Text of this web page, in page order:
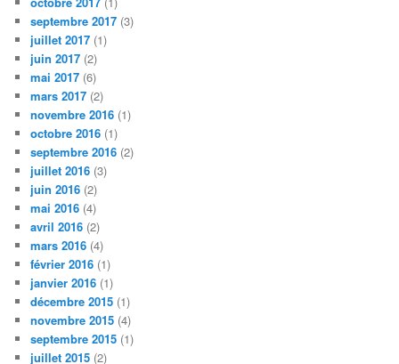
septembre 2017 (3)
juillet 2017 (1)
juin 2017 (2)
mai 2017 (6)
mars 2017 (2)
novembre 2016 (1)
octobre 2016 (1)
septembre 2016 (2)
juillet 2016 (3)
juin 2016 (2)
mai 2016 (4)
avril 2016 (2)
mars 2016 (4)
février 2016 (1)
janvier 2016 (1)
décembre 2015 (1)
novembre 2015 (4)
septembre 2015 (1)
juillet 2015 (2)